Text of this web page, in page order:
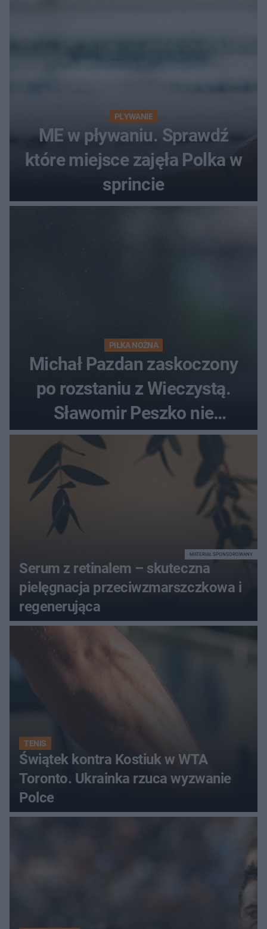
PŁYWANIE
ME w pływaniu. Sprawdź
które miejsce zajęła Polka w
sprincie
PIŁKA NOŻNA
Michał Pazdan zaskoczony
po rozstaniu z Wieczystą.
Sławomir Peszko nie
dotrzymał słowa?
Serum z retinalem – skuteczna
pielęgnacja przeciwzmarszczkowa i
regenerująca
MATERIAŁ SPONSOROWANY
TENIS
Świątek kontra Kostiuk w WTA
Toronto. Ukrainka rzuca wyzwanie
Polce